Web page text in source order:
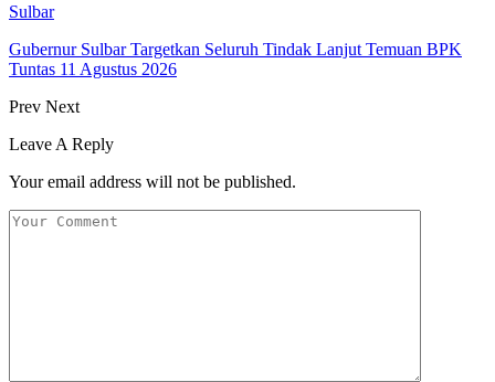
Sulbar
Gubernur Sulbar Targetkan Seluruh Tindak Lanjut Temuan BPK
Tuntas 11 Agustus 2026
Prev Next
Leave A Reply
Your email address will not be published.